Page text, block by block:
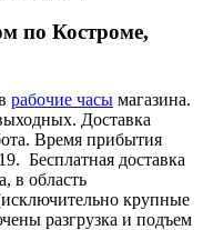
по Костроме,
рабочие часы магазина.
Доставка
Время прибытия
Бесплатная доставка
в область
крупные
разгрузка и подъем